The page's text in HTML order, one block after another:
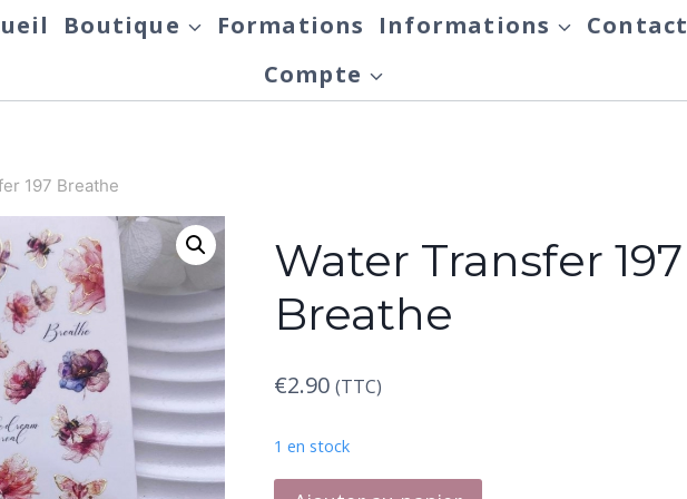
Boutique Formations Informations
Contact
Compte
197 Breathe
Water Transfer 197
Breathe
€2.90 (TTC)
1 en stock